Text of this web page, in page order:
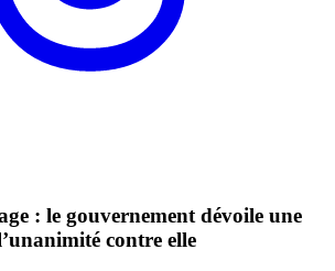
: le gouvernement dévoile une
contre elle